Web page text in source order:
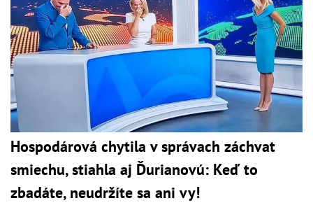
Hospodárová chytila v správach záchvat
smiechu, stiahla aj Ďurianovú: Keď to
zbadáte, neudržíte sa ani vy!